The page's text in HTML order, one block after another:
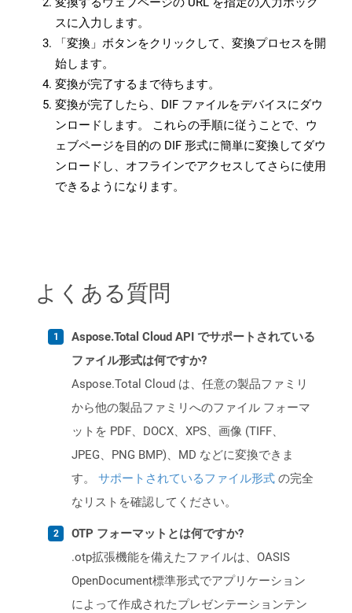
スに入力します。
「変換」ボタンをクリックして、変換プロセスを開
始します。
変換が完了するまで待ちます。
変換が完了したら、DIF ファイルをデバイスにダウ
ンロードします。 これらの手順に従うことで、ウ
ェブページを目的の DIF 形式に簡単に変換してダウ
ンロードし、オフラインでアクセスしてさらに使用
できるようになります。
よくある質問
Aspose.Total Cloud API でサポートされている
ファイル形式は何ですか?
Aspose.Total Cloud は、任意の製品ファミリ
から他の製品ファミリへのファイル フォーマ
ットを PDF、DOCX、XPS、画像 (TIFF、
JPEG、PNG BMP)、MD などに変換できま
す。 サポートされているファイル形式 の完全
なリストを確認してください。
OTP フォーマットとは何ですか?
.otp拡張機能を備えたファイルは、OASIS
OpenDocument標準形式でアプリケーション
によって作成されたプレゼンテーションテン